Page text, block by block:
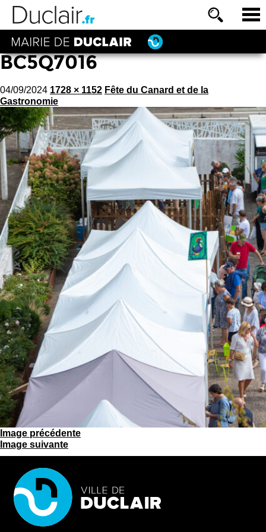
BC5Q7016
04/09/2024 1728 × 1152 Fête du Canard et de la
Gastronomie
Image précédente
Image suivante